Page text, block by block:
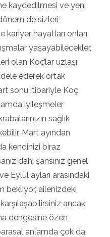
kaydedilmesi ve yeni
de sizleri
kariyer hayatları onları
yaşayabilecekler,
olan Koç’lar uzlaşı
ederek ortak
sonu itibariyle Koç
iyileşmeler
sağlık
Mart ayından
kendinizi biraz
dahi şansınız genel
Eylül ayları arasındaki
bekliyor, ailenizdeki
ancak
dengesine özen
anlamda çok da